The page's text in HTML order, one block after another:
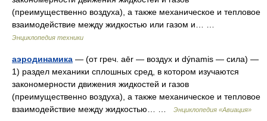
(преимущественно воздуха), а также механическое и тепловое
взаимодействие между жидкостью или газом и… …
Энциклопедия техники
аэродинамика — (от греч. aēr — воздух и dýnamis — сила) —
1) раздел механики сплошных сред, в котором изучаются
закономерности движения жидкостей и газов
(преимущественно воздуха), а также механическое и тепловое
взаимодействие между жидкостью… …
Энциклопедия «Авиация»